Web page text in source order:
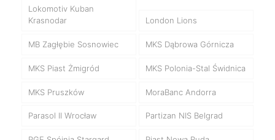
Lokomotiv Kuban
Krasnodar
London Lions
MB Zagłębie Sosnowiec MKS Dąbrowa Górnicza
MKS Piast Żmigród MKS Polonia-Stal Świdnica
MKS Pruszków MoraBanc Andorra
Parasol II Wrocław Partizan NIS Belgrad